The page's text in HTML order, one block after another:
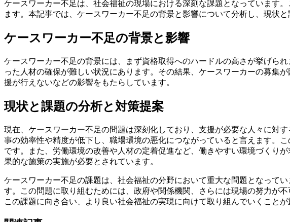
ケースワーカー不足は、社会福祉の現場における深刻な課題となっています
ます。本記事では、ケースワーカー不足の背景と影響について分析し、現状
ケースワーカー不足の背景と影響
ケースワーカー不足の背景には、まず資格取得へのハードルの高さが挙げら
った人材の確保が難しい状況にあります。その結果、ケースワーカーの募集
援が行えないなどの影響をもたらしています。
現状と課題の分析と対策提案
現在、ケースワーカー不足の問題は深刻化しており、支援が必要な人々に対
事の効率性や精度が低下し、職場環境の悪化につながっていると言えます。
です。また、労働環境の改善や人材の定着促進など、働きやすい環境づくり
果的な施策の実施が必要とされています。
ケースワーカー不足の課題は、社会福祉の分野において重大な問題となって
す。この問題に取り組むためには、政府や関係機関、さらには現場の努力が
この課題に向き合い、より良い社会福祉の実現に向けて取り組んでいくことが